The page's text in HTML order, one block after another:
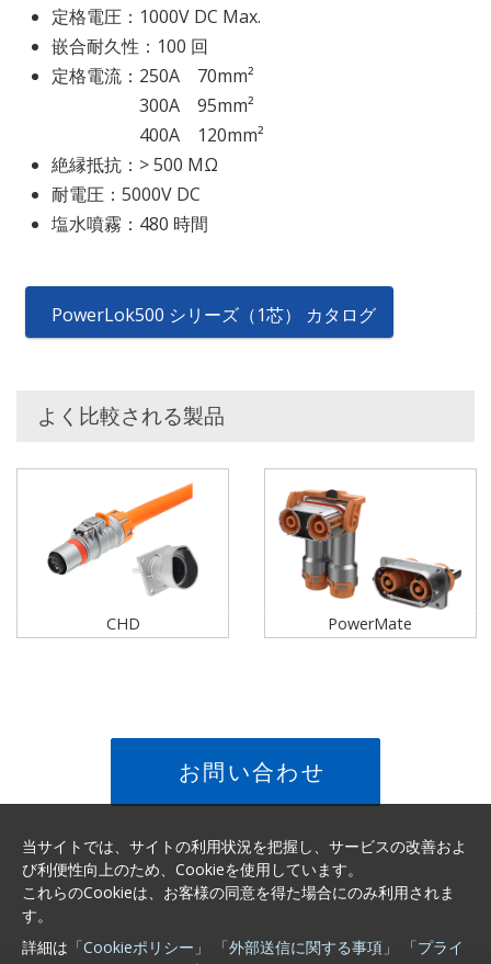
定格電圧：1000V DC Max.
嵌合耐久性：100 回
定格電流：250A 70mm²
300A 95mm²
400A 120mm²
絶縁抵抗：> 500 MΩ
耐電圧：5000V DC
塩水噴霧：480 時間
PowerLok500 シリーズ（1芯） カタログ
よく比較される製品
CHD PowerMate
お問い合わせ
当サイトでは、サイトの利用状況を把握し、サービスの改善およ
び利便性向上のため、Cookieを使用しています。
これらのCookieは、お客様の同意を得た場合にのみ利用されま
す。
詳細は 「Cookieポリシー」 「外部送信に関する事項」
「プライ